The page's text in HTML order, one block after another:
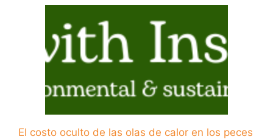
El costo oculto de las olas de calor en los peces